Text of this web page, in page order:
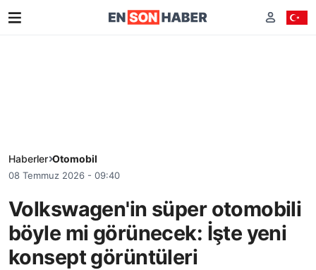
Haberler Otomobil
08 Temmuz 2026 - 09:40
Volkswagen'in süper otomobili
böyle mi görünecek: İşte yeni
konsept görüntüleri